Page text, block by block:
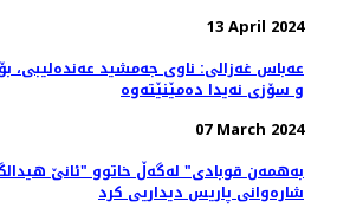
13 April 2024
عەباس غەزالی: ناوی جەمشید عەندەلیبی،
و سۆزی نەیدا دەمێنێتەوە
07 March 2024
شاره‌وانی پاریس دیداریی کرد